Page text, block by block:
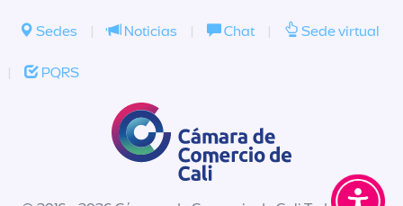
Sedes | Noticias | Chat | Sede virtual
| PQRS